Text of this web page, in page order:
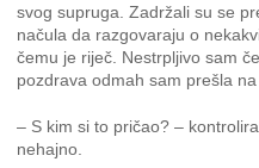
svog supruga. Zadržali su se
načula da razgovaraju o
čemu je riječ. Nestrpljivo sam
pozdrava odmah sam prešla na
– S kim si to pričao? –
nehajno.